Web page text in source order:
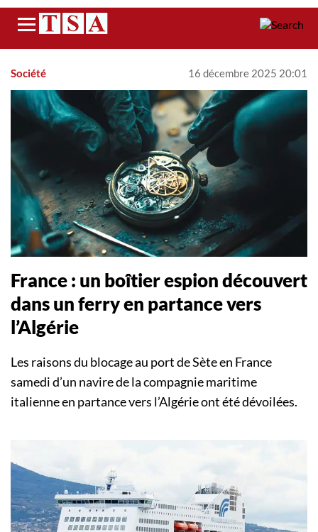
Menu
Société 16 décembre 2025 20:01
France : un boîtier espion découvert
dans un ferry en partance vers
l’Algérie
Les raisons du blocage au port de Sète en France
samedi d’un navire de la compagnie maritime
italienne en partance vers l’Algérie ont été dévoilées.